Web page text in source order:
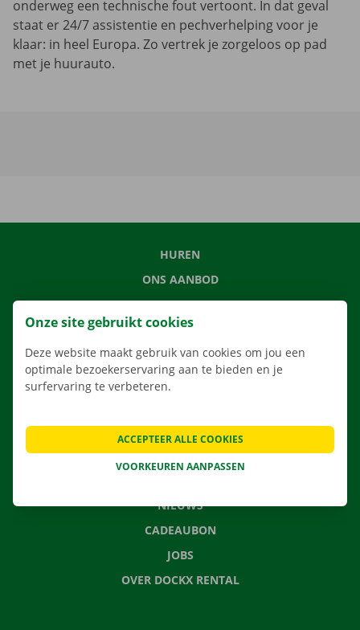
onderweg een technische fout vertoont. In dat geval
staat er 24/7 assistentie en pechverhelping voor je
klaar: in heel Europa. Zo vertrek je zorgeloos op pad
met je huurauto.
HUREN
ONS AANBOD
ONZE DIENSTEN
LOCATIES
APP
VERHUISOPLOSSINGEN
CONTACTEER ONS
NIEUWS
CADEAUBON
JOBS
OVER DOCKX RENTAL
Onze site gebruikt cookies
Deze website maakt gebruik van cookies om jou een
optimale bezoekerservaring aan te bieden en je
surfervaring te verbeteren.
VOORKEUREN AANPASSEN
ACCEPTEER ALLE COOKIES